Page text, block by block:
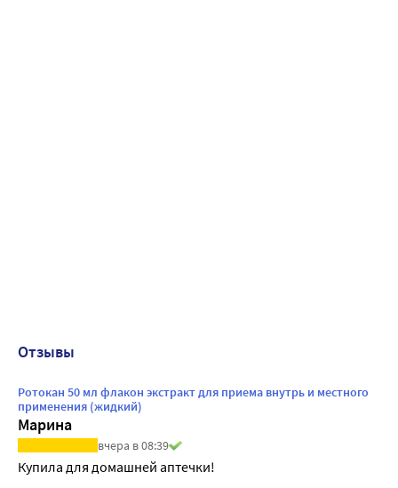
Отзывы
Ротокан 50 мл флакон экстракт для приема внутрь и местного
применения (жидкий)
Марина
вчера в 08:39
Купила для домашней аптечки!